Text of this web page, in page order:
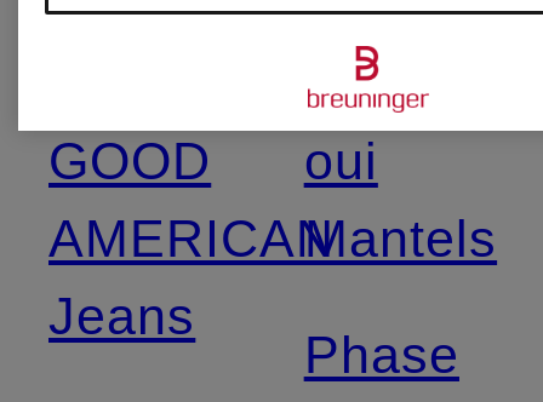
GOOD
AMERICAN
Jeans
oui
Mantels
Phase